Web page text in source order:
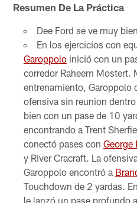
Resumen De La Práctica
Dee Ford se ve muy
En los ejercicios con
Garoppoloinició con un
corredor Raheem Mostert.
entrenamiento, Garoppolo
ofensiva sin reunion
bien con un pase de 10
encontrando a Trent
conectó pases con George
y River Cracraft. La
Garoppolo encontró a
Touchdown de 2 yardas.
le lanzó un pase profundo